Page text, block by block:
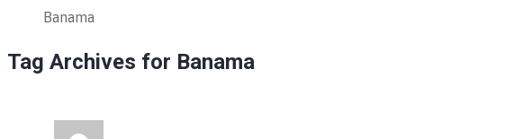
Banama
Tag Archives for Banama